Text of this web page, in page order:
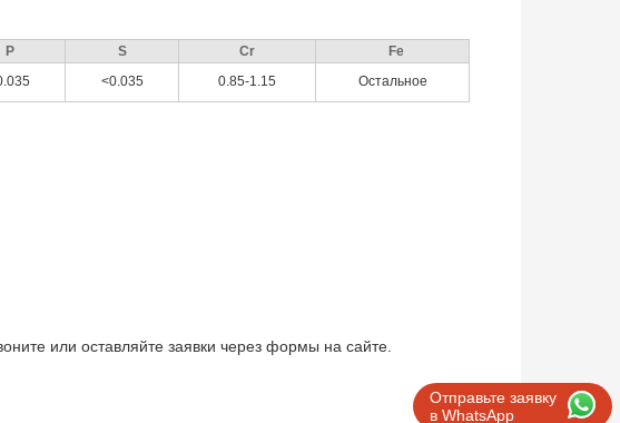
Отправьте заявку
в WhatsApp
P S Cr
Fe
<0.035 0.85-1.15 Остальное
или оставляйте заявки через формы на сайте.